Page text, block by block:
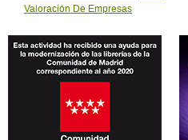
Valoración De Empresas